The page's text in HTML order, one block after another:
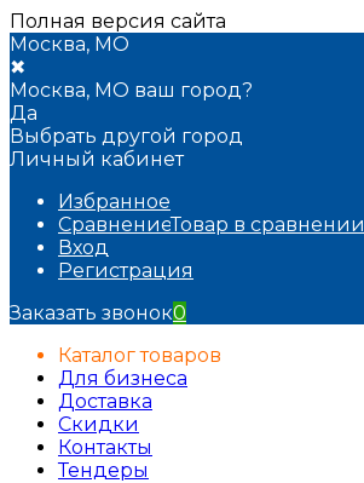
Полная версия сайта
Москва, МО
✖
Москва, МО ваш город?
Да
Выбрать другой город
Личный кабинет
Избранное
СравнениеТовар в сравнении
Вход
Регистрация
Заказать звонок0
Каталог товаров
Для бизнеса
Доставка
Скидки
Контакты
Тендеры